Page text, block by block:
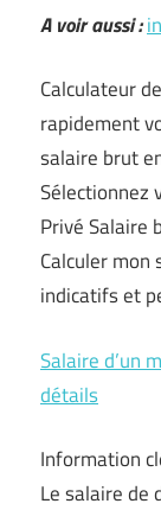
A voir aussi :
Calculateur
rapidement
salaire brut
Sélectionnez
Privé Salaire
Calculer
indicatifs et
Salaire d’un
détails
Information
Le salaire de